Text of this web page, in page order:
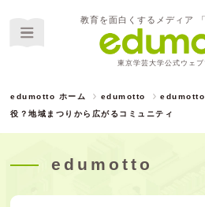
教育を面白くするメディア
東京学芸大学公式ウェブ
edumotto ホーム edumotto
役？地域まつりから広がるコミュニティ
edumotto